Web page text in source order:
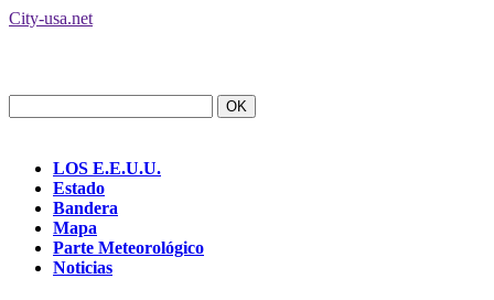
City-usa.net
LOS E.E.U.U.
Estado
Bandera
Mapa
Parte Meteorológico
Noticias